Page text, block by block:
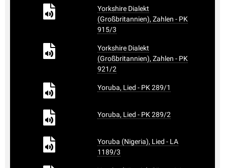
Yorkshire Dialekt
(Großbritannien), Zahlen - PK
915/3
Yorkshire Dialekt
(Großbritannien), Zahlen - PK
921/2
Yoruba, Lied - PK 289/1
Yoruba, Lied - PK 289/2
Yoruba (Nigeria), Lied - LA
1189/3